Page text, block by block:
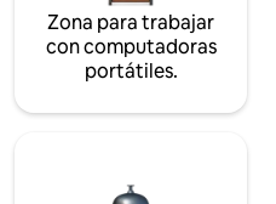
Zona para trabajar
con computadoras
portátiles.